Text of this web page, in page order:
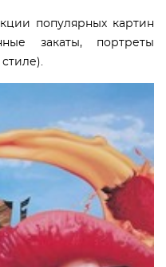
популярных картин
закаты, портреты